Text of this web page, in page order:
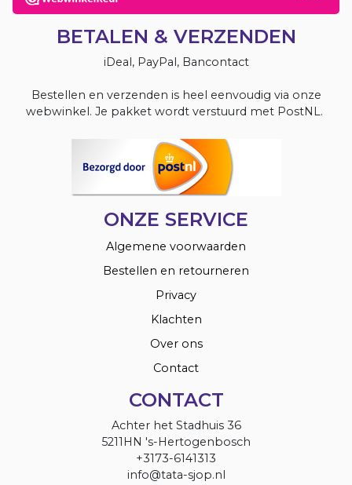
BETALEN & VERZENDEN
iDeal, PayPal, Bancontact
Bestellen en verzenden is heel eenvoudig via onze
webwinkel. Je pakket wordt verstuurd met PostNL.
ONZE SERVICE
Algemene voorwaarden
Bestellen en retourneren
Privacy
Klachten
Over ons
Contact
CONTACT
Achter het Stadhuis 36
5211HN 's-Hertogenbosch
+3173-6141313
info@tata-sjop.nl